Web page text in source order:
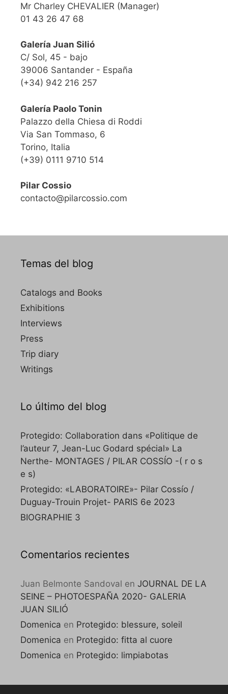
Mr Charley CHEVALIER (Manager)
01 43 26 47 68
Galería Juan Silió
C/ Sol, 45 - bajo
39006 Santander - España
(+34) 942 216 257
Galería Paolo Tonin
Palazzo della Chiesa di Roddi
Via San Tommaso, 6
Torino, Italia
(+39) 0111 9710 514
Pilar Cossio
contacto@pilarcossio.com
Temas del blog
Catalogs and Books
Exhibitions
Interviews
Press
Trip diary
Writings
Lo último del blog
Protegido: Collaboration dans «Politique de
l’auteur 7, Jean-Luc Godard spécial» La
Nerthe- MONTAGES / PILAR COSSÍO -( r o s
e s)
Protegido: «LABORATOIRE»- Pilar Cossío /
Duguay-Trouin Projet- PARIS 6e 2023
BIOGRAPHIE 3
Comentarios recientes
Juan Belmonte Sandoval en JOURNAL DE LA
SEINE – PHOTOESPAÑA 2020- GALERIA
JUAN SILIÓ
Domenica en Protegido: blessure, soleil
Domenica en Protegido: fitta al cuore
Domenica en Protegido: limpiabotas